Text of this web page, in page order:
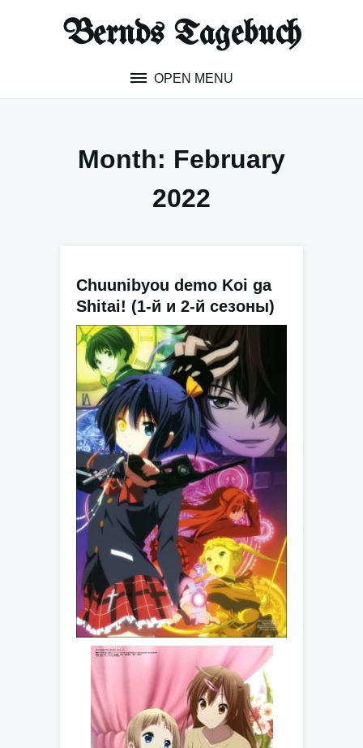
Bernds Tagebuch
OPEN MENU
Month: February
2022
Chuunibyou demo Koi ga
Shitai! (1-й и 2-й сезоны)